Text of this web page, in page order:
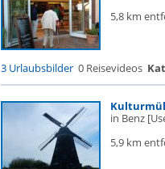
5,8 km
3 Urlaubsbilder 0 Reisevideos
in Benz
5,9 km